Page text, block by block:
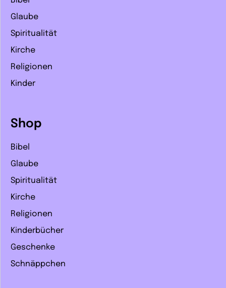
Glaube
Spiritualität
Kirche
Religionen
Kinder
Shop
Bibel
Glaube
Spiritualität
Kirche
Religionen
Kinderbücher
Geschenke
Schnäppchen